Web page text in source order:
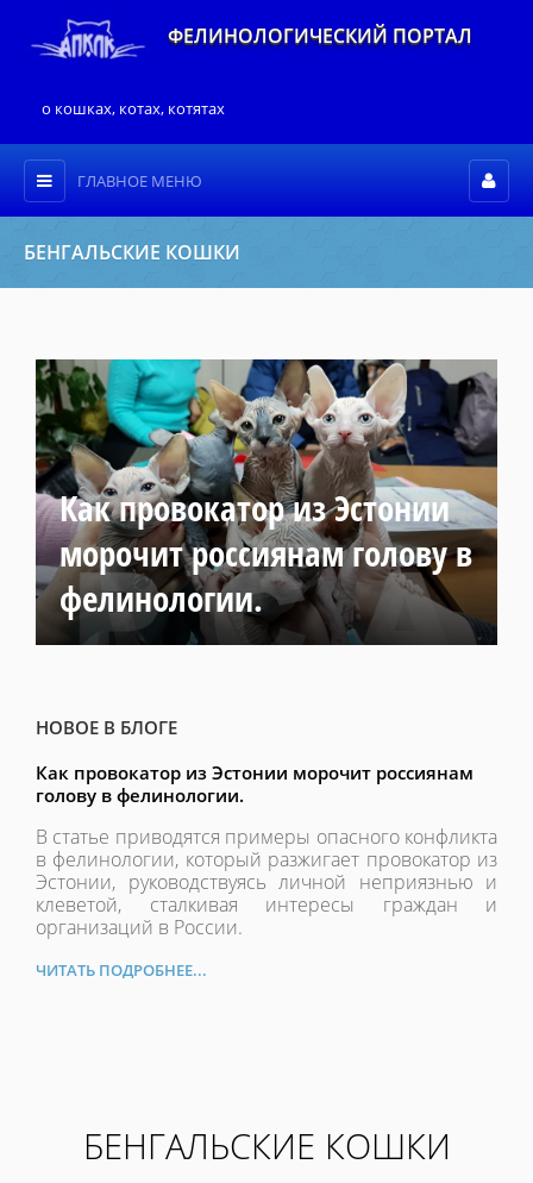
ФЕЛИНОЛОГИЧЕСКИЙ ПОРТАЛ
о кошках, котах, котятах
ГЛАВНОЕ МЕНЮ
БЕНГАЛЬСКИЕ КОШКИ
Как провокатор из Эстонии
морочит россиянам голову в
фелинологии.
НОВОЕ В БЛОГЕ
Как провокатор из Эстонии морочит россиянам
голову в фелинологии.
В статье приводятся примеры опасного конфликта
в фелинологии, который разжигает провокатор из
Эстонии, руководствуясь личной неприязнью и
клеветой, сталкивая интересы граждан и
организаций в России.
ЧИТАТЬ ПОДРОБНЕЕ...
БЕНГАЛЬСКИЕ КОШКИ